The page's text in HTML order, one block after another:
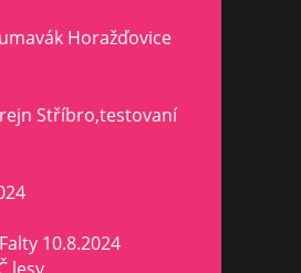
Horažďovice
Stříbro,testovaní
10.8.2024